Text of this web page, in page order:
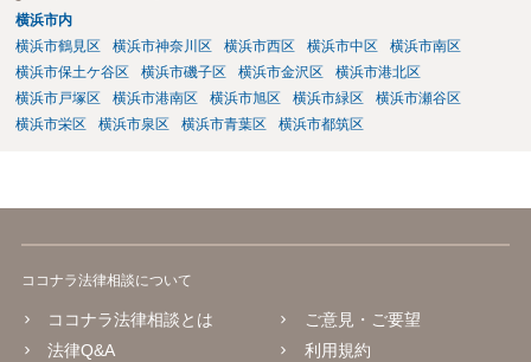
横浜市内
横浜市鶴見区
横浜市神奈川区 横浜市西区 横浜市中区
横浜市南区
横浜市保土ケ谷区
横浜市磯子区 横浜市金沢区
横浜市港北区
横浜市戸塚区
横浜市港南区 横浜市旭区 横浜市緑区
横浜市瀬谷区
横浜市栄区
横浜市泉区 横浜市青葉区 横浜市都筑区
ココナラ法律相談について
ココナラ法律相談とは
法律Q&A
ご意見・ご要望
利用規約